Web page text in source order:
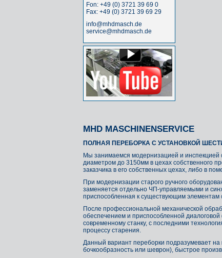
Fon: +49 (0) 3721 39 69 0
Fax: +49 (0) 3721 39 69 29
info@mhdmasch.de
service@mhdmasch.de
MHD MASCHINENSERVICE
ПОЛНАЯ ПЕРЕБОРКА С УСТАНОВКОЙ
Мы занимаемся модернизацией и инспекцией
диаметром до 3150мм в цехах собственного
заказчика в его собственных цехах, либо в
При модернизации старого ручного
заменяется отдельно ЧП-управляемыми и
приспособленная к существующим элементам
После профессиональной механической
обеспечением и приспособленной диалоговой
современному станку, с последними
процессу старения.
Данный вариант переборки подразумевает
бочкообразность или шеврон), быстрое